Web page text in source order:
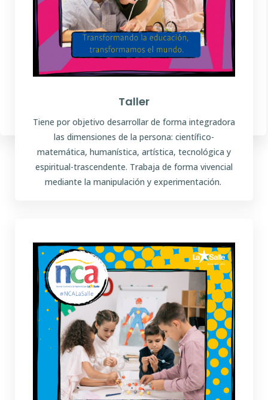
Cierre
Taller
Tiene por objetivo desarrollar de forma integradora
las dimensiones de la persona: científico-
matemática, humanística, artística, tecnológica y
espiritual-trascendente. Trabaja de forma vivencial
mediante la manipulación y experimentación.